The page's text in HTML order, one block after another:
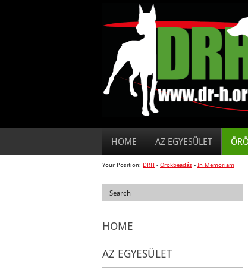
HOME AZ EGYESÜLET
Your Position: DRH - Örökbeadás - In Memoriam
HOME
AZ EGYESÜLET